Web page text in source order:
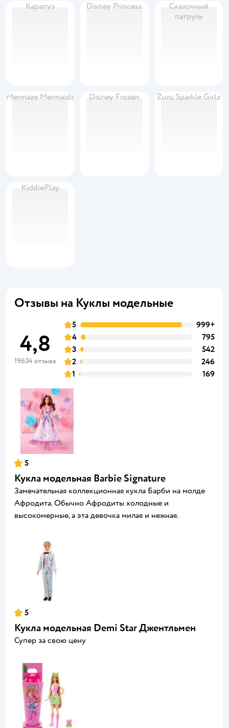
Карапуз Disney Princess
Сказочный
патруль
Mermaze Mermaidz Disney Frozen Zuru Sparkle Girlz
KiddiePlay
Отзывы на Куклы модельные
4,8
19634 отзыва
5
999+
4
795
3
542
2
246
1
169
5
Кукла модельная Barbie Signature
Замечательная коллекционная кукла Барби на молде
Афродита. Обычно Афродиты холодные и
высокомерные, а эта девочка милая и нежная.
5
Кукла модельная Demi Star Джентльмен
Супер за свою цену